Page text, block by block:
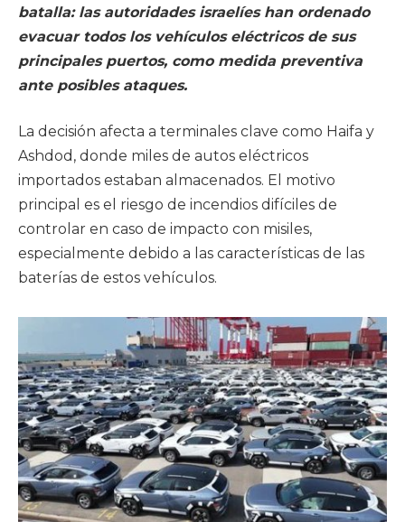
batalla: las autoridades israelíes han ordenado
evacuar todos los vehículos eléctricos de sus
principales puertos, como medida preventiva
ante posibles ataques.
La decisión afecta a terminales clave como Haifa y
Ashdod, donde miles de autos eléctricos
importados estaban almacenados. El motivo
principal es el riesgo de incendios difíciles de
controlar en caso de impacto con misiles,
especialmente debido a las características de las
baterías de estos vehículos.